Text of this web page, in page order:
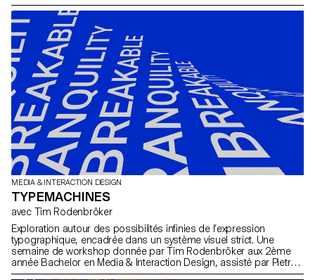
MEDIA & INTERACTION DESIGN
TYPEMACHINES
avec Tim Rodenbröker
Exploration autour des possibilités infinies de l’expression
typographique, encadrée dans un système visuel strict. Une
semaine de workshop donnée par Tim Rodenbröker aux 2ème
année Bachelor en Media & Interaction Design, assisté par Pietro
Alberti.